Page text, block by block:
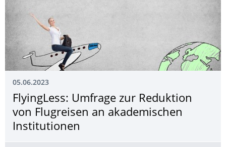
05.06.2023
FlyingLess: Umfrage zur Reduktion
von Flugreisen an akademischen
Institutionen